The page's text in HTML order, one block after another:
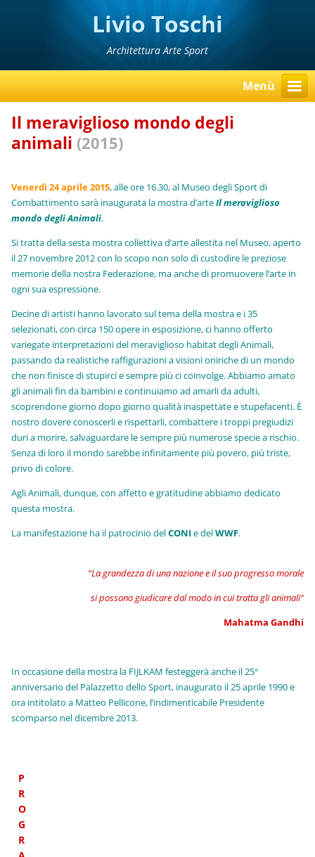
Livio Toschi
Architettura Arte Sport
Menù
Il meraviglioso mondo degli
animali (2015)
Venerdì 24 aprile 2015, alle ore 16.30, al Museo degli Sport di
Combattimento sarà inaugurata la mostra d’arteIl meraviglioso
mondo degli Animali.
Si tratta della sesta mostra collettiva d’arte allestita nel Museo, aperto
il 27 novembre 2012 con lo scopo non solo di custodire le preziose
memorie della nostra Federazione, ma anche di promuovere l’arte in
ogni sua espressione.
Decine di artisti hanno lavorato sul tema della mostra e i 35
selezionati, con circa 150 opere in esposizione, ci hanno offerto
variegate interpretazioni del meraviglioso habitat degli Animali,
passando da realistiche raffigurazioni a visioni oniriche di un mondo
che non finisce di stupirci e sempre più ci coinvolge. Abbiamo amato
gli animali fin da bambini e continuiamo ad amarli da adulti,
scoprendone giorno dopo giorno qualità inaspettate e stupefacenti. È
nostro dovere conoscerli e rispettarli, combattere i troppi pregiudizi
duri a morire, salvaguardare le sempre più numerose specie a rischio.
Senza di loro il mondo sarebbe infinitamente più povero, più triste,
privo di colore.
Agli Animali, dunque, con affetto e gratitudine abbiamo dedicato
questa mostra.
La manifestazione ha il patrocinio delCONIe delWWF.
“La grandezza di una nazione e il suo progresso morale
si possono giudicare dal modo in cui tratta gli animali”
Mahatma Gandhi
In occasione della mostra la FIJLKAM festeggerà anche il 25°
anniversario del Palazzetto dello Sport, inaugurato il 25 aprile 1990 e
ora intitolato a Matteo Pellicone, l’indimenticabile Presidente
scomparso nel dicembre 2013.
P
R
O
G
R